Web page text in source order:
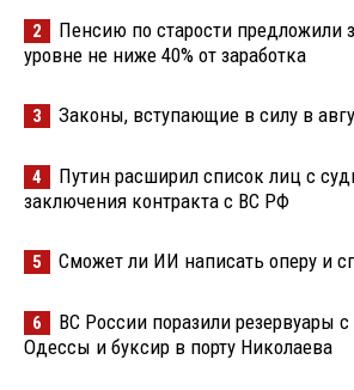
2
Пенсию по старости предложили
уровне не ниже 40% от заработка
3 Законы, вступающие в силу в
4
Путин расширил список лиц с
заключения контракта с ВС РФ
5 Сможет ли ИИ написать оперу и
6
ВС России поразили резервуары
Одессы и буксир в порту Николаева